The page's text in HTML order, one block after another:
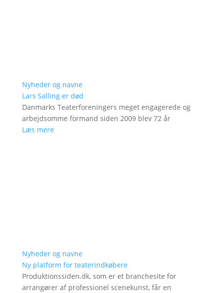
Nyheder og navne
Lars Salling er død
Danmarks Teaterforeningers meget engagerede og
arbejdsomme formand siden 2009 blev 72 år
Læs mere
Nyheder og navne
Ny platform for teaterindkøbere
Produktionssiden.dk, som er et branchesite for
arrangører af professionel scenekunst, får en